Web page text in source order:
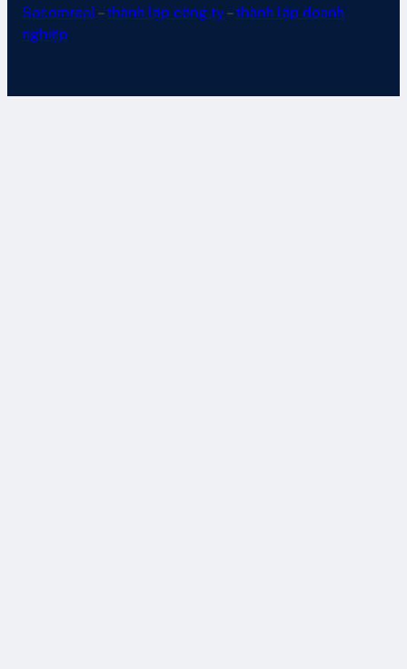
Sacomreal –thành lập công ty –thành lập doanh
nghiệp